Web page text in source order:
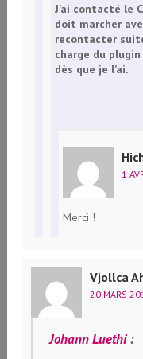
J’ai contacté le
doit marcher
recontacter
charge du
dès que je l’ai.
1
Merci !
Vjollca
20 MARS
Johann Luethi: